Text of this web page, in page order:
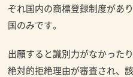
ぞれ国内の商標登録制度があ
国のみです。
出願すると識別力がなかった
絶対的拒絶理由が審査され、